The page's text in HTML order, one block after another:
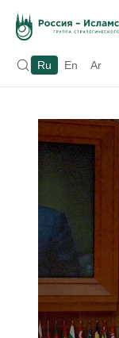
Ru En Ar